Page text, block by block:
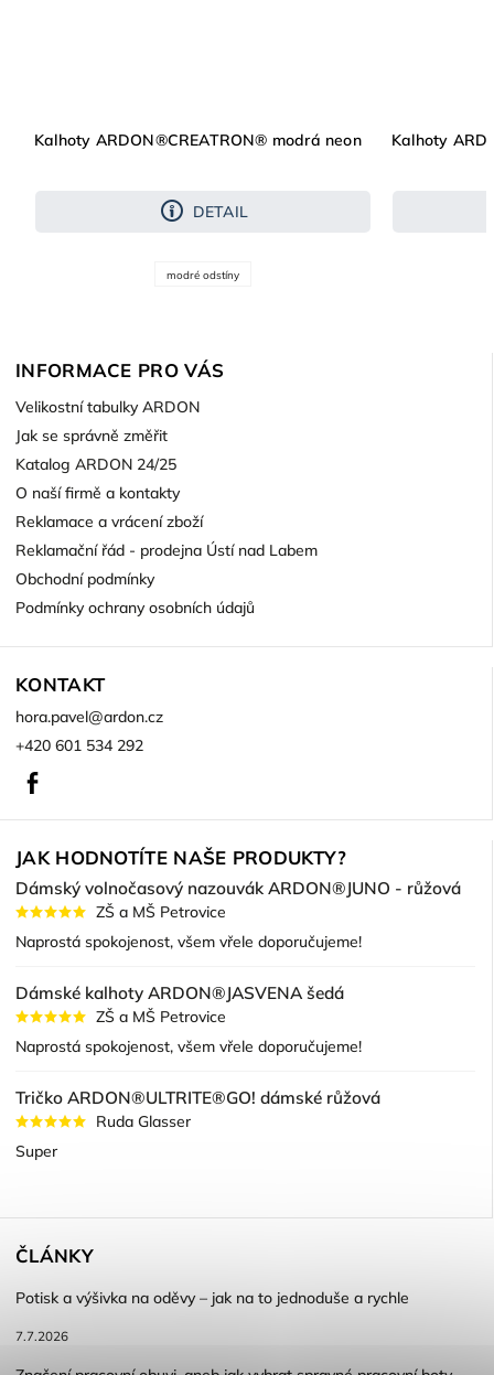
Kalhoty ARDON®CREATRON® modrá neon
DETAIL
modré odstíny
Kalhoty
INFORMACE PRO VÁS
Velikostní tabulky ARDON
Jak se správně změřit
Katalog ARDON 24/25
O naší firmě a kontakty
Reklamace a vrácení zboží
Reklamační řád - prodejna Ústí nad Labem
Obchodní podmínky
Podmínky ochrany osobních údajů
KONTAKT
hora.pavel@ardon.cz
+420 601 534 292
JAK HODNOTÍTE NAŠE PRODUKTY?
Dámský volnočasový nazouvák ARDON®JUNO - růžová
ZŠ a MŠ Petrovice
Naprostá spokojenost, všem vřele doporučujeme!
Dámské kalhoty ARDON®JASVENA šedá
ZŠ a MŠ Petrovice
Naprostá spokojenost, všem vřele doporučujeme!
Tričko ARDON®ULTRITE®GO! dámské růžová
Ruda Glasser
Super
ČLÁNKY
Potisk a výšivka na oděvy – jak na to jednoduše a rychle
7.7.2026